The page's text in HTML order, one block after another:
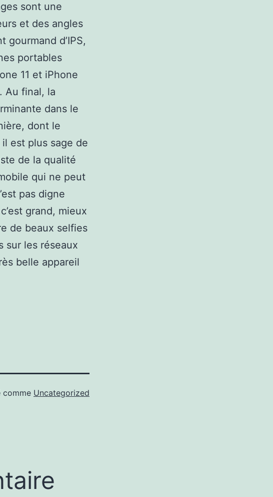
sont une
et des angles
d’IPS,
portables
11 et iPhone
Au final, la
dans le
dont le
est plus sage de
de la qualité
qui ne peut
pas digne
grand, mieux
de beaux selfies
sur les réseaux
belle appareil
comme Uncategorized